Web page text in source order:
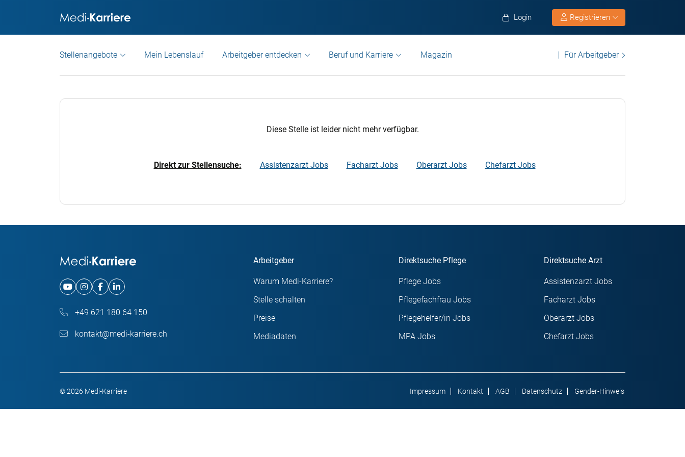
Login Registrieren
Stellenangebote Mein Lebenslauf Arbeitgeber entdecken Beruf und Karriere Magazin Für Arbeitgeber
Diese Stelle ist leider nicht mehr verfügbar.
Direkt zur Stellensuche: Assistenzarzt Jobs Facharzt Jobs Oberarzt Jobs Chefarzt Jobs
+49 621 180 64 150
kontakt@medi-karriere.ch
Arbeitgeber
Warum Medi-Karriere?
Stelle schalten
Preise
Mediadaten
Direktsuche Pflege
Pflege Jobs
Pflegefachfrau Jobs
Pflegehelfer/in Jobs
MPA Jobs
Direktsuche Arzt
Assistenzarzt Jobs
Facharzt Jobs
Oberarzt Jobs
Chefarzt Jobs
© 2026 Medi-Karriere Impressum Kontakt AGB Datenschutz Gender-Hinweis